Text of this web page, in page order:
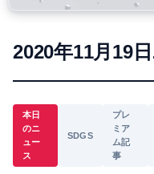
2020年11月19
本日
のニ
ュー
ス
SDGS
プレ
ミア
ム記
事